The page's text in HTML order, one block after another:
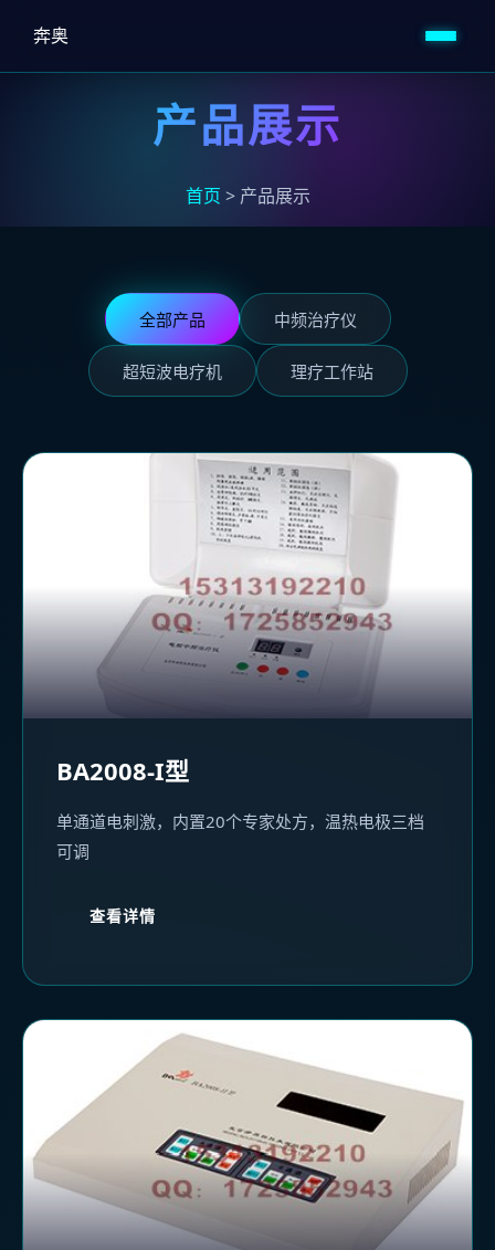
奔奥
产品展示
首页 > 产品展示
全部产品 中频治疗仪
超短波电疗机 理疗工作站
BA2008-I型
单通道电刺激，内置20个专家处方，温热电极三档
可调
查看详情